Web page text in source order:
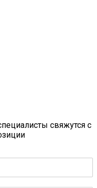
свяжутся с